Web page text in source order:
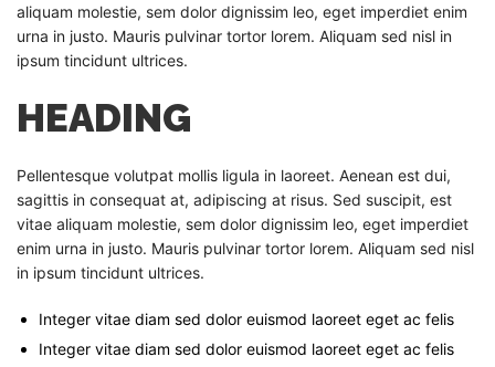
aliquam molestie, sem dolor dignissim leo, eget imperdiet enim
urna in justo. Mauris pulvinar tortor lorem. Aliquam sed nisl in
ipsum tincidunt ultrices.
HEADING
Pellentesque volutpat mollis ligula in laoreet. Aenean est dui,
sagittis in consequat at, adipiscing at risus. Sed suscipit, est
vitae aliquam molestie, sem dolor dignissim leo, eget imperdiet
enim urna in justo. Mauris pulvinar tortor lorem. Aliquam sed nisl
in ipsum tincidunt ultrices.
Integer vitae diam sed dolor euismod laoreet eget ac felis
Integer vitae diam sed dolor euismod laoreet eget ac felis